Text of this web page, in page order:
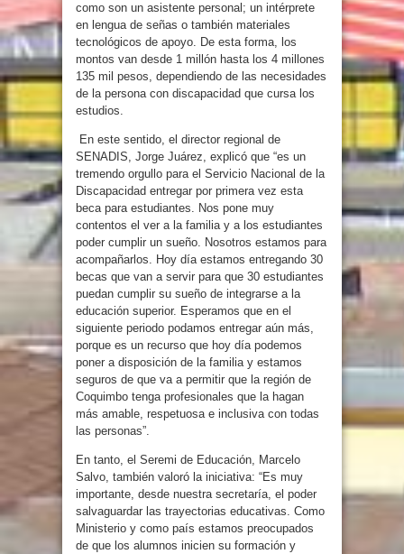
como son un asistente personal; un intérprete
en lengua de señas o también materiales
tecnológicos de apoyo. De esta forma, los
montos van desde 1 millón hasta los 4 millones
135 mil pesos, dependiendo de las necesidades
de la persona con discapacidad que cursa los
estudios.
En este sentido, el director regional de
SENADIS, Jorge Juárez, explicó que “es un
tremendo orgullo para el Servicio Nacional de la
Discapacidad entregar por primera vez esta
beca para estudiantes. Nos pone muy
contentos el ver a la familia y a los estudiantes
poder cumplir un sueño. Nosotros estamos para
acompañarlos. Hoy día estamos entregando 30
becas que van a servir para que 30 estudiantes
puedan cumplir su sueño de integrarse a la
educación superior. Esperamos que en el
siguiente periodo podamos entregar aún más,
porque es un recurso que hoy día podemos
poner a disposición de la familia y estamos
seguros de que va a permitir que la región de
Coquimbo tenga profesionales que la hagan
más amable, respetuosa e inclusiva con todas
las personas”.
En tanto, el Seremi de Educación, Marcelo
Salvo, también valoró la iniciativa: “Es muy
importante, desde nuestra secretaría, el poder
salvaguardar las trayectorias educativas. Como
Ministerio y como país estamos preocupados
de que los alumnos inicien su formación y